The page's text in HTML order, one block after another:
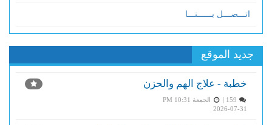
اتـــصـــل بــــــنـــا
جديد الموقع
خطبة - علاج الهم والحزن
الجمعة PM 10:31
2026-07-31